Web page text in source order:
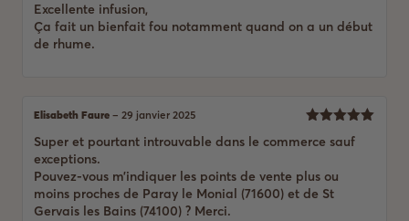
Excellente infusion,
Ça fait un bienfait fou notamment quand on a un début
de rhume.
sur
5
Elisabeth Faure – 29 janvier 2025
Super et pourtant introuvable dans le commerce sauf
exceptions.
Pouvez-vous m’indiquer les points de vente plus ou
moins proches de Paray le Monial (71600) et de St
Gervais les Bains (74100) ? Merci.